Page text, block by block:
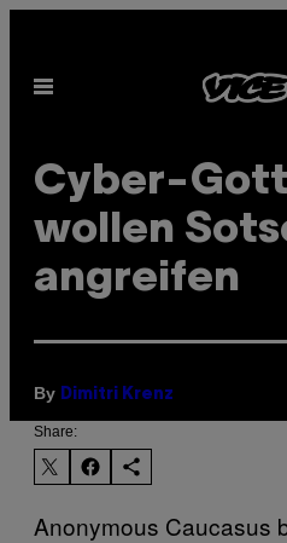
content
Open
Cyber-
wollen
angreifen
By Dimitri Krenz
Share:
Anonymous Caucasus